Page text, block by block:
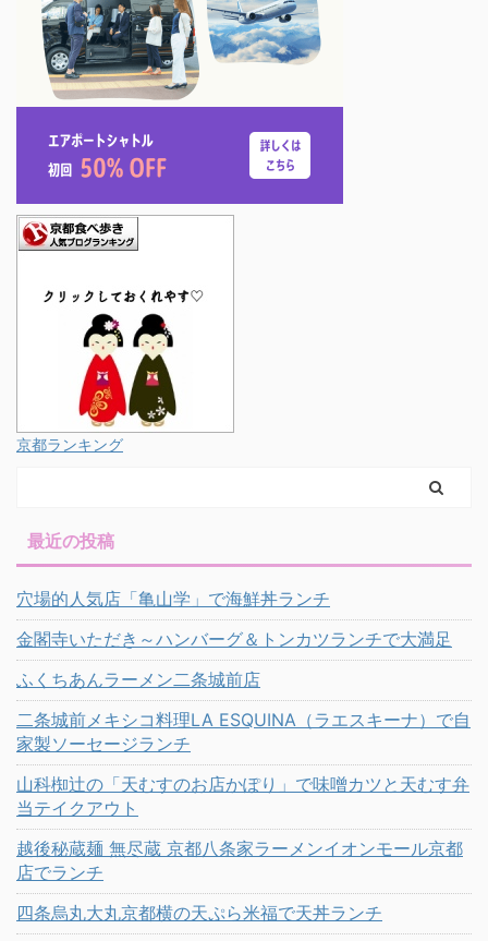
京都ランキング
最近の投稿
穴場的人気店「亀山学」で海鮮丼ランチ
金閣寺いただき～ハンバーグ＆トンカツランチで大満足
ふくちあんラーメン二条城前店
二条城前メキシコ料理LA ESQUINA（ラエスキーナ）で自
家製ソーセージランチ
山科椥辻の「天むすのお店かぽり」で味噌カツと天むす弁
当テイクアウト
越後秘蔵麺 無尽蔵 京都八条家ラーメンイオンモール京都
店でランチ
四条烏丸大丸京都横の天ぷら米福で天丼ランチ